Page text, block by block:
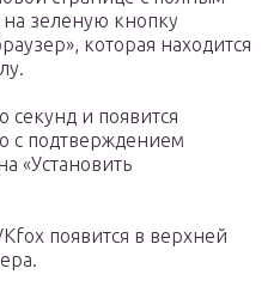
зеленую кнопку
которая находится
секунд и появится
с подтверждением
«Установить
появится в верхней